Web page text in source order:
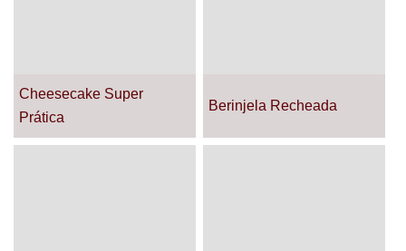
Cheesecake Super
Prática
Berinjela Recheada